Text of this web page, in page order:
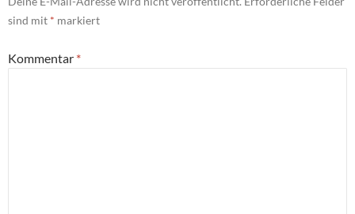
sind mit * markiert
Kommentar *